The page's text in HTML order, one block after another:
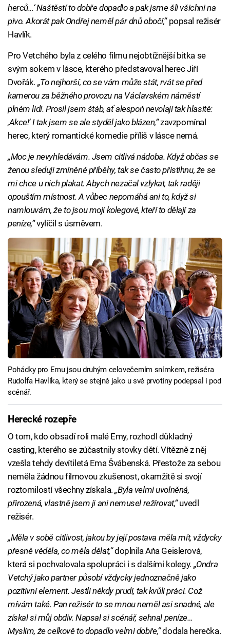
herců...‘ Naštěstí to dobře dopadlo a pak jsme šli všichni na
pivo. Akorát pak Ondřej neměl pár dnů obočí,“ popsal režisér
Havlík.
Pro Vetchého byla z celého filmu nejobtížnější bitka se
svým sokem v lásce, kterého představoval herec Jiří
Dvořák. „To nejhorší, co se vám může stát, rvát se před
kamerou za běžného provozu na Václavském náměstí
plném lidí. Prosil jsem štáb, ať alespoň nevolají tak hlasitě:
‚Akce!‘ I tak jsem se ale styděl jako blázen,“zavzpomínal
herec, který romantické komedie příliš v lásce nemá.
„Moc je nevyhledávám. Jsem citlivá nádoba. Když občas se
ženou sleduji zmíněné příběhy, tak se často přistihnu, že se
mi chce u nich plakat. Abych nezačal vzlykat, tak raději
opouštím místnost. A vůbec nepomáhá ani to, když si
namlouvám, že to jsou moji kolegové, kteří to dělají za
peníze,“vylíčil s úsměvem.
Pohádky pro Emu jsou druhým celovečerním snímkem, režiséra
Rudolfa Havlíka, který se stejně jako u své prvotiny podepsal i pod
scénář.
Herecké rozepře
O tom, kdo obsadí roli malé Emy, rozhodl důkladný
casting, kterého se zúčastnily stovky dětí. Vítězně z něj
vzešla tehdy devítiletá Ema Švábenská. Přestože za sebou
neměla žádnou filmovou zkušenost, okamžitě si svojí
roztomilostí všechny získala.„Byla velmi uvolněná,
přirozená, vlastně jsem ji ani nemusel režírovat,“uvedl
režisér.
„Měla v sobě citlivost, jakou by její postava měla mít, vždycky
přesně věděla, co měla dělat,“doplnila Aňa Geislerová,
která si pochvalovala spolupráci i s dalšími kolegy. „Ondra
Vetchý jako partner působí vždycky jednoznačně jako
pozitivní element. Jestli někdy prudí, tak kvůli práci. Což
mívám také. Pan režisér to se mnou neměl asi snadné, ale
získal si můj obdiv. Napsal si scénář, sehnal peníze…
Myslím, že celkově to dopadlo velmi dobře,“dodala herečka.